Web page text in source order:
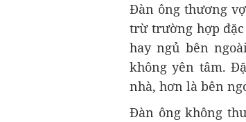
Đàn ông thương
trừ trường hợp
hay ngủ bên
không yên tâm.
nhà, hơn là bên
Đàn ông không